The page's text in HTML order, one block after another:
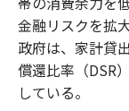
金融リスクを拡
政府は、家計貸
償還比率（DSR
している。